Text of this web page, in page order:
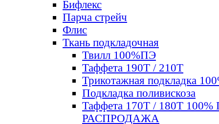
Бифлекс
Парча стрейч
Флис
Ткань подкладочная
Твилл 100%ПЭ
Таффета 190Т / 210Т
Трикотажная подкладка
Подкладка поливискоза
Таффета 170Т / 180Т 100%
РАСПРОДАЖА